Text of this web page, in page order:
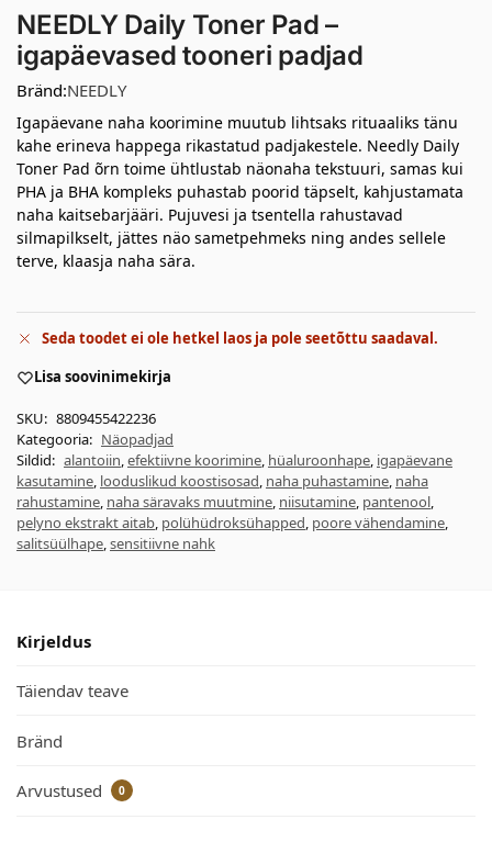
NEEDLY Daily Toner Pad –
igapäevased tooneri padjad
Bränd:NEEDLY
Igapäevane naha koorimine muutub lihtsaks rituaaliks tänu
kahe erineva happega rikastatud padjakestele. Needly Daily
Toner Pad õrn toime ühtlustab näonaha tekstuuri, samas kui
PHA ja BHA kompleks puhastab poorid täpselt, kahjustamata
naha kaitsebarjääri. Pujuvesi ja tsentella rahustavad
silmapilkselt, jättes näo sametpehmeks ning andes sellele
terve, klaasja naha sära.
Seda toodet ei ole hetkel laos ja pole seetõttu saadaval.
Lisa soovinimekirja
SKU: 8809455422236
Kategooria: Näopadjad
Sildid: alantoiin,efektiivne koorimine, hüaluroonhape, igapäevane
kasutamine, looduslikud koostisosad, naha puhastamine, naha
rahustamine, naha säravaks muutmine, niisutamine, pantenool,
pelyno ekstrakt aitab, polühüdroksühapped, poore vähendamine,
salitsüülhape,sensitiivne nahk
Kirjeldus
Täiendav teave
Bränd
Arvustused 0